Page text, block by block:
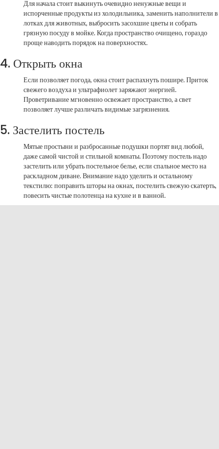
Для начала стоит выкинуть очевидно ненужные вещи и
испорченные продукты из холодильника, заменить наполнители в
лотках для животных, выбросить засохшие цветы и собрать
грязную посуду в мойке. Когдапространство очищено, гораздо
проще наводить порядок на поверхностях.
4. Открыть окна
Если позволяет погода, окна стоит распахнуть пошире. Приток
свежего воздуха и ультрафиолет заряжают энергией.
Проветривание мгновенно освежает пространство, а свет
позволяет лучше различать видимые загрязнения.
5. Застелить постель
Мятые простыни и разбросанные подушки портят вид любой,
даже самой чистой и стильной комнаты. Поэтому постель надо
застелить или убрать постельное белье, если спальное место на
раскладном диване. Внимание надо уделить и остальному
текстилю: поправитьшторы на окнах, постелить свежую скатерть,
повесить чистые полотенца на кухне и в ванной.